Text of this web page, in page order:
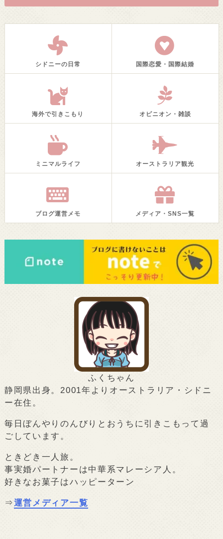
シドニーの日常 国際恋愛・国際結婚
海外で引きこもり オピニオン・雑談
ミニマルライフ オーストラリア観光
ブログ運営メモ メディア・SNS一覧
ふくちゃん
静岡県出身。2001年よりオーストラリア・シドニ
ー在住。
毎日ぼんやりのんびりとおうちに引きこもって過
ごしています。
ときどき一人旅。
事実婚パートナーは中華系マレーシア人。
好きなお菓子はハッピーターン
⇒運営メディア一覧